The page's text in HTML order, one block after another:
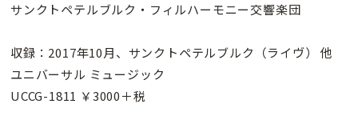
サンクトペテルブルク・フィルハーモニー交響楽団
収録：2017年10月、サンクトペテルブルク（ライヴ） 他
ユニバーサル ミュージック
UCCG-1811 ￥3000＋税